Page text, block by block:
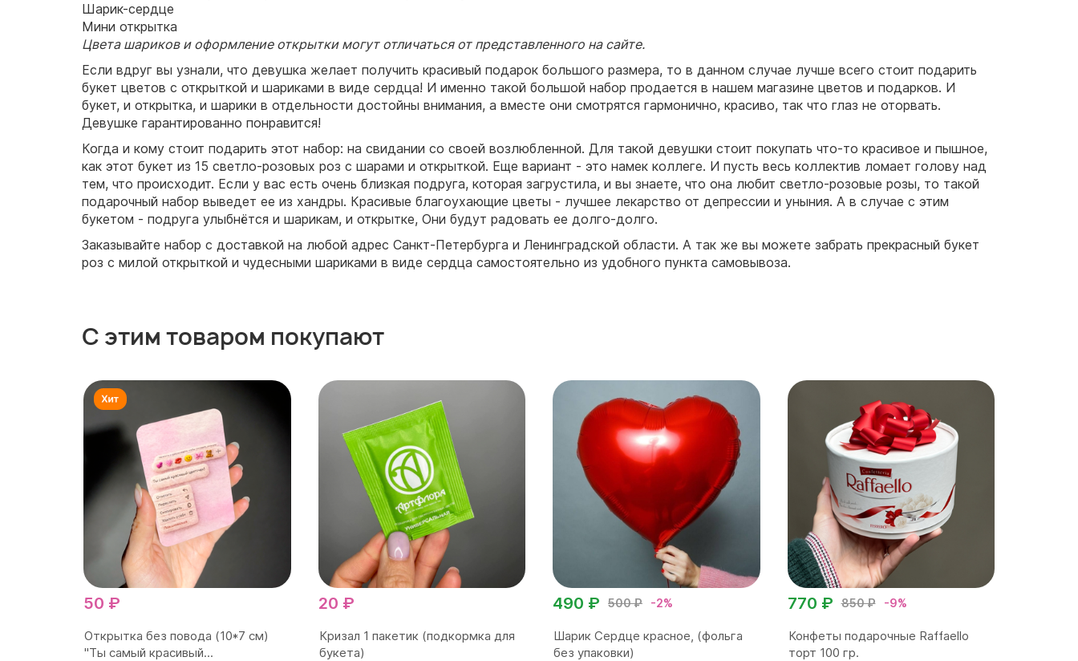
Шарик-сердце
Мини открытка
Цвета шариков и оформление открытки могут отличаться от представленного на сайте.
Если вдруг вы узнали, что девушка желает получить красивый подарок большого размера, то в данном случае лучше всего стоит подарить
букет цветов с открыткой и шариками в виде сердца! И именно такой большой набор продается в нашем магазине цветов и подарков. И
букет, и открытка, и шарики в отдельности достойны внимания, а вместе они смотрятся гармонично, красиво, так что глаз не оторвать.
Девушке гарантированно понравится!
Когда и кому стоит подарить этот набор: на свидании со своей возлюбленной. Для такой девушки стоит покупать что-то красивое и пышное,
как этот букет из 15 светло-розовых роз с шарами и открыткой. Еще вариант - это намек коллеге. И пусть весь коллектив ломает голову над
тем, что происходит. Если у вас есть очень близкая подруга, которая загрустила, и вы знаете, что она любит светло-розовые розы, то такой
подарочный набор выведет ее из хандры. Красивые благоухающие цветы - лучшее лекарство от депрессии и уныния. А в случае с этим
букетом - подруга улыбнётся и шарикам, и открытке, Они будут радовать ее долго-долго.
Заказывайте набор с доставкой на любой адрес Санкт-Петербурга и Ленинградской области. А так же вы можете забрать прекрасный букет
роз с милой открыткой и чудесными шариками в виде сердца самостоятельно из удобного пункта самовывоза.
С этим товаром покупают
50 ₽
Открытка без повода (10*7 см)
"Ты самый красивый...
20 ₽
Кризал 1 пакетик (подкормка для
букета)
500 ₽ -2%
490 ₽
Шарик Сердце красное, (фольга
без упаковки)
850 ₽ -9%
770 ₽
Конфеты подарочные Raffaello
торт 100 гр.